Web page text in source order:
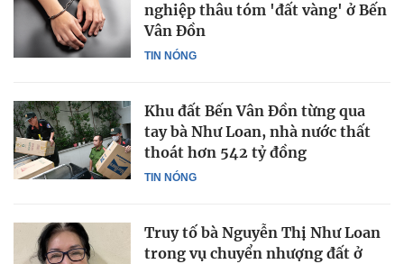
TIN NÓNG
nghiệp thâu tóm 'đất vàng' ở Bến
Vân Đồn
TIN NÓNG
Khu đất Bến Vân Đồn từng qua
tay bà Như Loan, nhà nước thất
thoát hơn 542 tỷ đồng
Truy tố bà Nguyễn Thị Như Loan
trong vụ chuyển nhượng đất ở